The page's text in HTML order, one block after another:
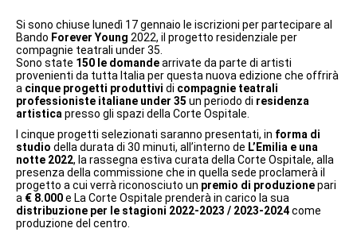
Si sono chiuse lunedì 17 gennaio le iscrizioni per partecipare al
Bando Forever Young 2022, il progetto residenziale per
compagnie teatrali under 35.
Sono state 150 le domandearrivate da parte di artisti
provenienti da tutta Italia per questa nuova edizione che offrirà
a cinque progetti produttivi di compagnie teatrali
professioniste italiane under 35 un periodo di residenza
artistica presso gli spazi della Corte Ospitale.
I cinque progetti selezionati saranno presentati, in forma di
studio della durata di 30 minuti, all’interno de L’Emilia e una
notte 2022, la rassegna estiva curata della Corte Ospitale, alla
presenza della commissione che in quella sede proclamerà il
progetto a cui verrà riconosciuto un premio di produzionepari
a € 8.000e La Corte Ospitale prenderà in carico la sua
distribuzione per le stagioni 2022-2023 / 2023-2024come
produzione del centro.